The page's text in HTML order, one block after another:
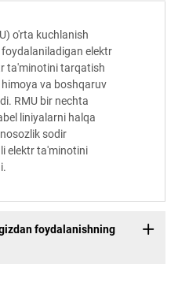
o'rta kuchlanish
elektr
ta'minotini tarqatish
va boshqaruv
RMU bir nechta
liniyalarni halqa
sodir
elektr ta'minotini
foydalanishning